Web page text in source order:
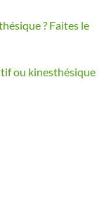
? Faites le
ou kinesthésique